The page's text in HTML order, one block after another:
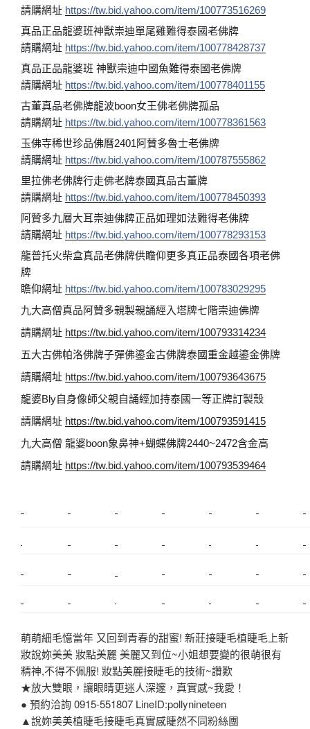
請購網址 https://tw.bid.yahoo.com/item/100773516269
真品正品龍婆班神獸崇迪單尾雞難得泰國老佛牌
請購網址 https://tw.bid.yahoo.com/item/100778428737
真品正品龍婆班 神獸崇迪中國魚難得泰國老佛牌
請購網址 https://tw.bid.yahoo.com/item/100778401155
古董真品老佛牌龍波boon女王佛老佛牌孤品
請購網址 https://tw.bid.yahoo.com/item/100778361563
玉佛寺稀世珍品佛曆2401阿賛多魯士老佛牌
請購網址 https://tw.bid.yahoo.com/item/100787555862
里拉佛老佛牌行走佛老牌泰國真品古董牌
請購網址 https://tw.bid.yahoo.com/item/100778450393
阿贊多九層大耳崇迪佛牌正品如理如法難得老佛牌
請購網址 https://tw.bid.yahoo.com/item/100778293153
龍普托火柴盒真品老佛牌供瞻仰更多真正品泰國各項老佛
牌
瞻仰網址 https://tw.bid.yahoo.com/item/100783029295
九大高僧真品阿贊多親製親誦經入塔牌七階崇迪佛牌
請購網址 https://tw.bid.yahoo.com/item/100793314234
五大古佛帕洛佛牌子彈佛鎏金古佛牌泰國重金越鎏金佛牌
請購網址 https://tw.bid.yahoo.com/item/100793643675
龍婆Bly自身像師父親自誦經加持泰國一等正牌訂製殼
請購網址 https://tw.bid.yahoo.com/item/100793591415
九大高僧 龍婆boon象鼻神+蝴蝶佛牌2440~2472含金高
請購網址 https://tw.bid.yahoo.com/item/100793539464
萌萌細毛憶當年 又回到青春的甜蜜! 新莊接睫毛植睫毛上新
妝說妳美美 妝點美麗 美麗又到位~小姐想要變的很萌很有
精神,不得不佩服! 妝點美麗接睫毛的技術~讚歎
★放大雙眼，讓眼睛更迷人深邃，真實感~我愛！
● 預約洽詢 0915-551807 LineID:pollynineteen
▲說妳美美植睫毛接睫毛真實感睫然不同粉絲團